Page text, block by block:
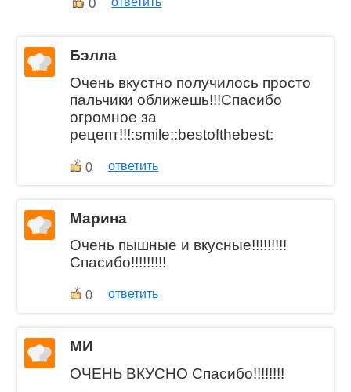
0
Бэлла
Очень вкустно получилось просто
пальчики оближешь!!!Спасибо
огромное за
рецепт!!!:smile::bestofthebest:
0 ответить
Марина
Очень пышные и вкусные!!!!!!!!!
Спасибо!!!!!!!!!
0 ответить
МИ
ОЧЕНЬ ВКУСНО Спасибо!!!!!!!!